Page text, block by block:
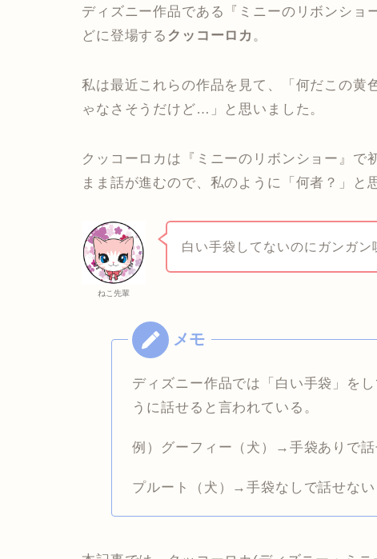
ディズニー作品である『ミニーのリボンショ
どに登場する クッコーロカ 。
私は最近これらの作品を見て、「何だこの黄
ゃなさそうだけど…」と思いました。
クッコーロカは『ミニーのリボンショー』で
まま話が進むので、私のように「何者？」と
ねこ先輩
白い手袋してないのにガンガン
ディズニー作品では「白い手袋」を
うに話せると言われている。
例）グーフィー（犬）→手袋ありで話
プルート（犬）→手袋なしで話せない